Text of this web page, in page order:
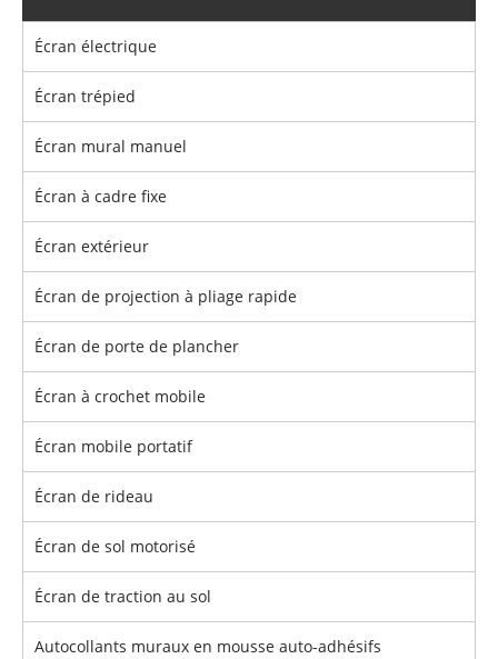
Écran électrique
Écran trépied
Écran mural manuel
Écran à cadre fixe
Écran extérieur
Écran de projection à pliage rapide
Écran de porte de plancher
Écran à crochet mobile
Écran mobile portatif
Écran de rideau
Écran de sol motorisé
Écran de traction au sol
Autocollants muraux en mousse auto-adhésifs